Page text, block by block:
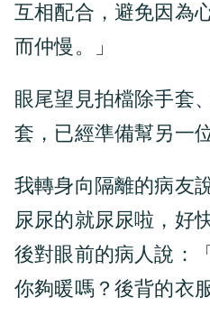
互相配合，避免因為
而仲慢。」
眼尾望見拍檔除手套
套，已經準備幫另一
我轉身向隔離的病友
尿尿的就尿尿啦，好
後對眼前的病人說：
你夠暖嗎？後背的衣